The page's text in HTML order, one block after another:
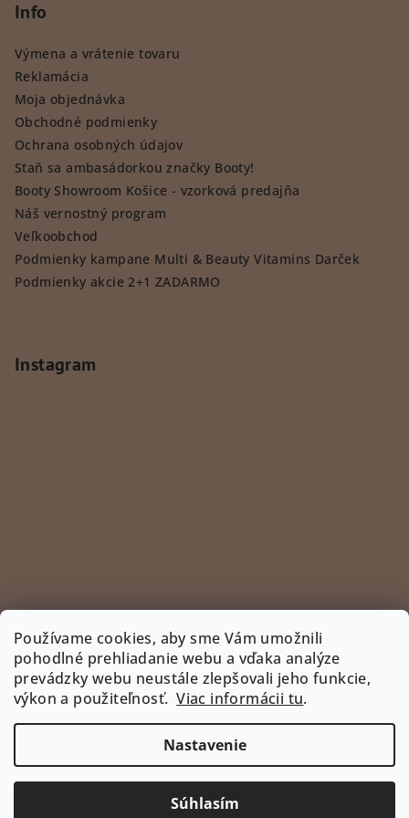
Používame cookies, aby sme Vám umožnili
pohodlné prehliadanie webu a vďaka analýze
prevádzky webu neustále zlepšovali jeho funkcie,
výkon a použiteľnosť.Viac informácii tu.
Nastavenie
Súhlasím
Info
Výmena a vrátenie tovaru
Reklamácia
Moja objednávka
Obchodné podmienky
Ochrana osobných údajov
Staň sa ambasádorkou značky Booty!
Booty Showroom Košice - vzorková predajňa
Náš vernostný program
Veľkoobchod
Podmienky kampane Multi & Beauty Vitamins Darček
Podmienky akcie 2+1 ZADARMO
Instagram
Sledovať na Instagrame
INSTAGRAM